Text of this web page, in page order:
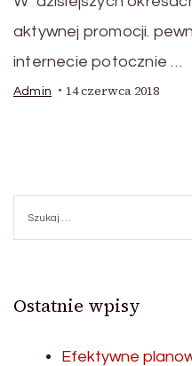
aktywnej promocji.
internecie potocznie …
Admin 14 czerwca 2018
Ostatnie wpisy
Efektywne